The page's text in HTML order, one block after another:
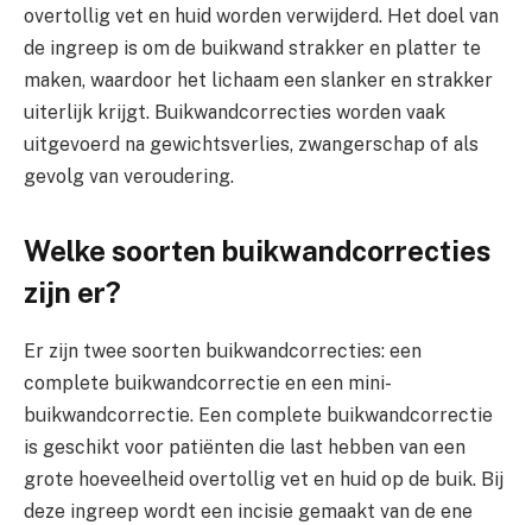
overtollig vet en huid worden verwijderd. Het doel van
de ingreep is om de buikwand strakker en platter te
maken, waardoor het lichaam een slanker en strakker
uiterlijk krijgt. Buikwandcorrecties worden vaak
uitgevoerd na gewichtsverlies, zwangerschap of als
gevolg van veroudering.
Welke soorten buikwandcorrecties
zijn er?
Er zijn twee soorten buikwandcorrecties: een
complete buikwandcorrectie en een mini-
buikwandcorrectie. Een complete buikwandcorrectie
is geschikt voor patiënten die last hebben van een
grote hoeveelheid overtollig vet en huid op de buik. Bij
deze ingreep wordt een incisie gemaakt van de ene